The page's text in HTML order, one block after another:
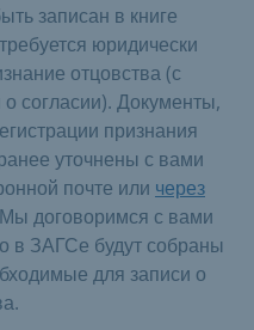
записан в книге
юридически
отцовства (с
согласии). Документы,
признания
уточнены с вами
почте или через
договоримся с вами
в ЗАГСе будут собраны
для записи о